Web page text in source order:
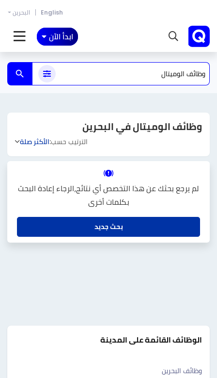
English البحرين
ابدأ الآن
وظائف الوميتال في البحرين
الترتيب حسب:الأكثر صلة
لم يرجع بحثك عن هذا التخصص أي نتائج،الرجاء إعادة البحث
بكلمات أخرى
بحث جديد
الوظائف القائمة على المدينة
وظائف البحرين